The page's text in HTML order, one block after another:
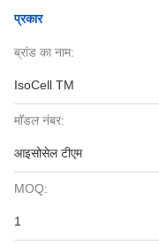
प्रकार
ब्रांड का नाम:
IsoCell TM
मॉडल नंबर:
आइसोसेल टीएम
MOQ:
1